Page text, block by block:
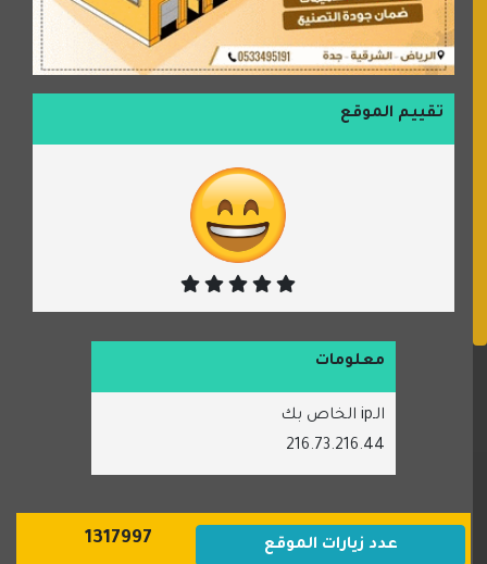
تقييم الموقع
معلومات
الـip الخاص بك
216.73.216.44
عدد زيارات الموقع 1317997